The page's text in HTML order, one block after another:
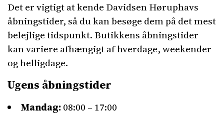
Det er vigtigt at kende Davidsen Høruphavs
åbningstider, så du kan besøge dem på det mest
belejlige tidspunkt. Butikkens åbningstider
kan variere afhængigt af hverdage, weekender
og helligdage.
Ugens åbningstider
Mandag:08:00 – 17:00